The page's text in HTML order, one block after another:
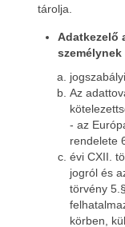
tárolja.
Adatkezelő
Az
- az
rendelete
évi CXII.
jogról és
törvény
körben,